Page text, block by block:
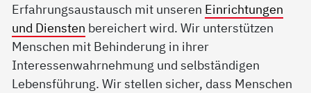
Erfahrungsaustausch mit unseren Einrichtungen
und Diensten bereichert wird. Wir unterstützen
Menschen mit Behinderung in ihrer
Interessenwahrnehmung und selbständigen
Lebensführung. Wir stellen sicher, dass Menschen